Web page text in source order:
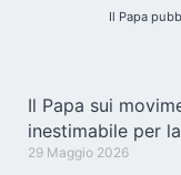
Il Papa
Il Papa sui
inestimabile per
29 Maggio 2026